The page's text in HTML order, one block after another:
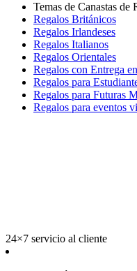
Temas de Canastas de
Regalos Británicos
Regalos Irlandeses
Regalos Italianos
Regalos Orientales
Regalos con Entrega
Regalos para
Regalos para Futuras
Regalos para eventos
24×7 servicio al cliente